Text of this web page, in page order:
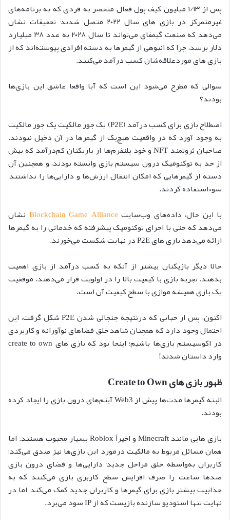
پس از ۱/۱۳ میلیون کیف پول فعال منحصر به فردی که به برنامه‌های
غیرمتمرکز در بازی های سال ۲۰۲۲ متصل شدند٬ تحقیقات نشان
می‌دهد که صنعت گیمفای می‌تواند تا سال ۲۰۲۸ به عدد ۳۸ میلیارد
دلار برسد، چرا که انبوهی از گیمرها به دسته افرادی پیوسته‌اند که از
بازی های موردعلاقه‌شان کسب درآمد می‌کنند.
سوالی که مطرح می‌شود این است که آیا واقعا عاشق این بازی‌ها
بودند؟
اصطلاح بازی برای کسب درآمد (P2E) یک جور مالکیت یک جور مالکیت
به وجود آورد که در واقعیت هیچ‌یک از گیمرها در آن دخیل نبودند.
صاحبان ثروتمند NFT و خود پلتفرم‌ها از بازیکنان کم‌درآمد که بیش
از حد به توکنومیک درون سیستم بازی وابسته بودند، و همچنین آن
دسته از گیمرهایی که امکان انتقال ارزش‌ها و دارایی‌ها را نداشتند٬
سوءاستفاده کردند.
با این حال، داده‌های وب‌سایت Blockchain Game Alliance نشان
می‌دهد که حتی با اجرای توکنومیک پیشرفته که خدماتی را به گیمرها
ارائه می‌دهد بازی های P2E در نهایت شکست می‌خورند.
حالا دیگر بازیکنان بیشتر از آنکه به کسب درآمد از بازی اهمیت
بدهند، تجربه بازی با کیفیت بالا را در اولویت قرار می‌دهند. موفقیت
یک بازی همیشه موازی با سطح کیفیت آن است.
اکنون، پس از حبابی که درنتیجه جنجالی شدن P2E شکل گرفت، این
احتمال وجود دارد که همچنان شاهد خلق فضاهای نوآورانه و کاربردی
در اکوسیستم بازی‌ها باشیم؛ اینجا بود که بازی های create to own
وارد داستان شدند!
ظهور بازی های Create to Own
البته گیمرها مدت‌ها پیش از Web3 آیتم‌های درون بازی را ایجاد کرده
بودند.
بازی هایی مانند Minecraft و اخیراً Roblox بسیار محبوب هستند. اما
همان مسائل مربوط به مالکیت درمورد این بازی‌ها نیز صدق می‌کند؛
کاربران به‌واسطه خلق مراحل جدید٬ دارایی‌ها و فضای درون بازی
صدها ساعت را صرف افزایش سطح کاربری بازی می‌کنند که به
جذابیت بیشتر بازی برای گیمرها و کاربران جدید کمک می‌کند٬ اما در
نهایت تنها استودیو سازنده بازیست که از IP سود می‌برد.